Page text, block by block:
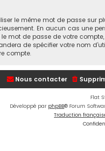
le même mot de passe sur
En aucun cas une
mot de passe de votre
de spécifier votre nom
compte.
Nous contacter
Flat
Développé par phpBB® Forum
Traduction